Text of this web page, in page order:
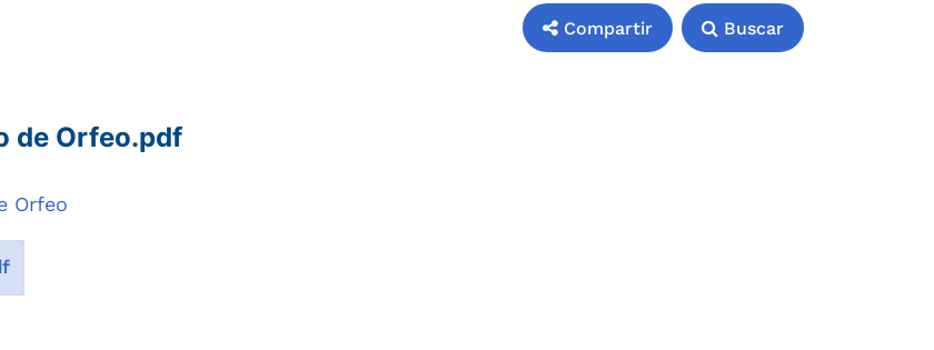
Compartir Buscar
de Orfeo.pdf
Orfeo